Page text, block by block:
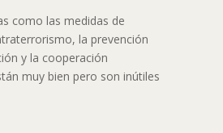
como las medidas de
la prevención
y la cooperación
muy bien pero son inútiles